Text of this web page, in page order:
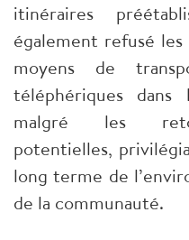
itinéraires
également refusé
moyens de
téléphériques dans
malgré les
potentielles,
long terme de
de la communauté.